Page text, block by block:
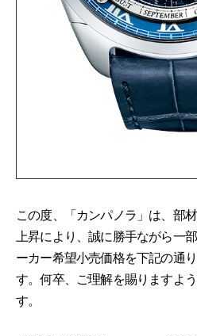
この度、「カンパノラ」は、部
上昇により、誠に勝手ながら一
ーカー希望小売価格を下記の通
す。何卒、ご理解を賜りますよ
す。